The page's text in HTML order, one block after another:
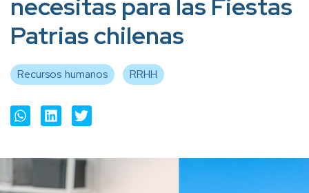
necesitas para las Fiestas
Patrias chilenas
Recursos humanos RRHH